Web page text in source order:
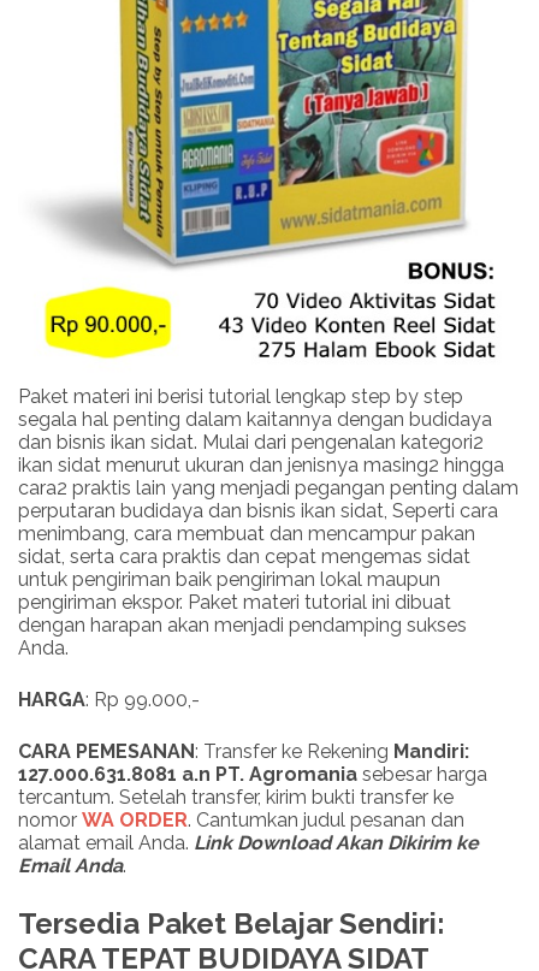
Paket materi ini berisi tutorial lengkap step by step
segala hal penting dalam kaitannya dengan budidaya
dan bisnis ikan sidat. Mulai dari pengenalan kategori2
ikan sidat menurut ukuran dan jenisnya masing2 hingga
cara2 praktis lain yang menjadi pegangan penting dalam
perputaran budidaya dan bisnis ikan sidat, Seperti cara
menimbang, cara membuat dan mencampur pakan
sidat, serta cara praktis dan cepat mengemas sidat
untuk pengiriman baik pengiriman lokal maupun
pengiriman ekspor. Paket materi tutorial ini dibuat
dengan harapan akan menjadi pendamping sukses
Anda.
HARGA: Rp 99.000,-
CARA PEMESANAN: Transfer ke Rekening Mandiri:
127.000.631.8081 a.n PT. Agromania sebesar harga
tercantum. Setelah transfer, kirim bukti transfer ke
nomor WA ORDER. Cantumkan judul pesanan dan
alamat email Anda. LinkDownloadAkan Dikirim ke
Email Anda.
Tersedia Paket Belajar Sendiri:
CARA TEPAT BUDIDAYA SIDAT